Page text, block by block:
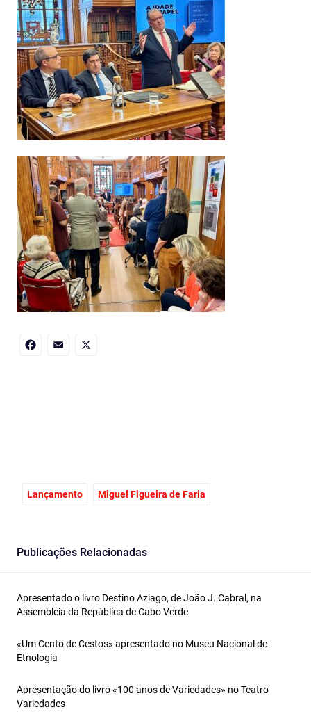
Lançamento Miguel Figueira de Faria
Publicações Relacionadas
Apresentado o livro Destino Aziago, de João J. Cabral, na
Assembleia da República de Cabo Verde
«Um Cento de Cestos» apresentado no Museu Nacional de
Etnologia
Apresentação do livro «100 anos de Variedades» no Teatro
Variedades